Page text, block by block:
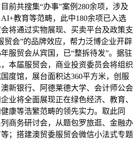
前共搜集“办事”案例280余项，涉及
教育等范畴，此中180余项已入选
将通过实物展现、买卖平台及政策支
贸会”的品牌效应，帮力泛博企业开辟
服贸会从宾国，已“整拆待发”。据驻
本届服贸会，商业投资委员会将组织
度馆，展台面积达360平方米，创服
新银行、阿德莱德大学、会计师公会
业将全面展现正在绿色经济、教育、
康等浩繁范畴的领先实力。取此同
商务研讨会，从题包罗旅逛、金融办
；搭建澳贸委服贸会微信小法式专题